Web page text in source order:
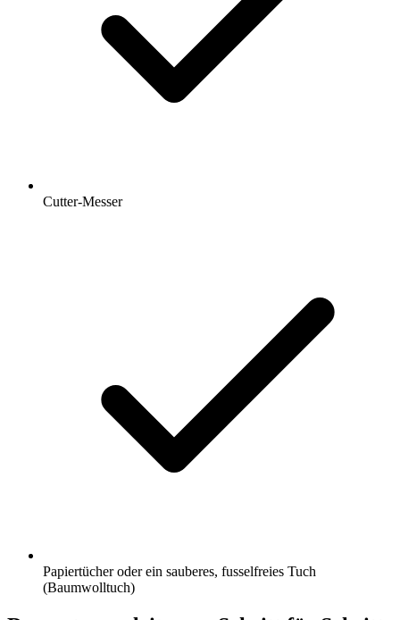
Cutter-Messer
Papiertücher oder ein sauberes, fusselfreies Tuch
(Baumwolltuch)